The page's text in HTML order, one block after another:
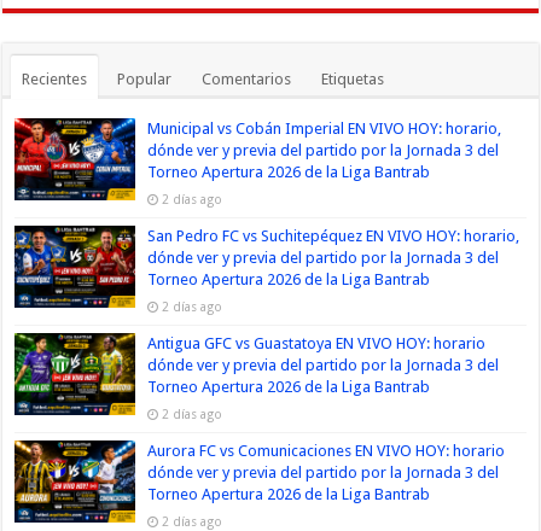
Recientes Popular Comentarios Etiquetas
Municipal vs Cobán Imperial EN VIVO HOY: horario,
dónde ver y previa del partido por la Jornada 3 del
Torneo Apertura 2026 de la Liga Bantrab
2 días ago
San Pedro FC vs Suchitepéquez EN VIVO HOY: horario,
dónde ver y previa del partido por la Jornada 3 del
Torneo Apertura 2026 de la Liga Bantrab
2 días ago
Antigua GFC vs Guastatoya EN VIVO HOY: horario
dónde ver y previa del partido por la Jornada 3 del
Torneo Apertura 2026 de la Liga Bantrab
2 días ago
Aurora FC vs Comunicaciones EN VIVO HOY: horario
dónde ver y previa del partido por la Jornada 3 del
Torneo Apertura 2026 de la Liga Bantrab
2 días ago